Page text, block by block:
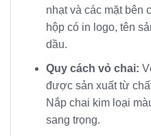
nhạt và các mặt bên
hộp có in logo, tên
dầu.
Quy cách vỏ chai:
được sản xuất từ
Nắp chai kim loại
sang trọng.